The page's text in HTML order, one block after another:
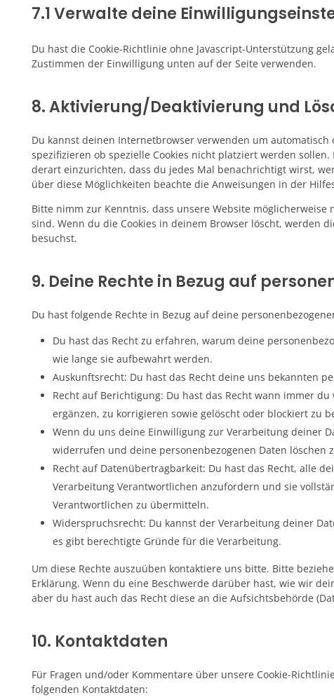
7.1 Verwalte deine
Du hast die Cookie-Richtlinie ohne Javascript-Unterstützung
Zustimmen der Einwilligung unten auf der Seite verwenden.
8. Aktivierung/Deaktivierung und
Du kannst deinen Internetbrowser verwenden um
spezifizieren ob spezielle Cookies nicht platziert werden
derart einzurichten, dass du jedes Mal benachrichtigt wirst,
über diese Möglichkeiten beachte die Anweisungen in der
Bitte nimm zur Kenntnis, dass unsere Website
sind. Wenn du die Cookies in deinem Browser löscht, werden
besuchst.
9. Deine Rechte in Bezug auf
Du hast folgende Rechte in Bezug auf deine
Du hast das Recht zu erfahren, warum deine
wie lange sie aufbewahrt werden.
Auskunftsrecht: Du hast das Recht deine uns bekannten
Recht auf Berichtigung: Du hast das Recht wann immer
ergänzen, zu korrigieren sowie gelöscht oder blockiert zu
Wenn du uns deine Einwilligung zur Verarbeitung deiner
widerrufen und deine personenbezogenen Daten löschen
Recht auf Datenübertragbarkeit: Du hast das Recht, alle
Verarbeitung Verantwortlichen anzufordern und sie
Verantwortlichen zu übermitteln.
Widerspruchsrecht: Du kannst der Verarbeitung deiner
es gibt berechtigte Gründe für die Verarbeitung.
Um diese Rechte auszuüben kontaktiere uns bitte. Bitte
Erklärung. Wenn du eine Beschwerde darüber hast, wie wir
aber du hast auch das Recht diese an die Aufsichtsbehörde
10. Kontaktdaten
Für Fragen und/oder Kommentare über unsere Cookie-
folgenden Kontaktdaten: